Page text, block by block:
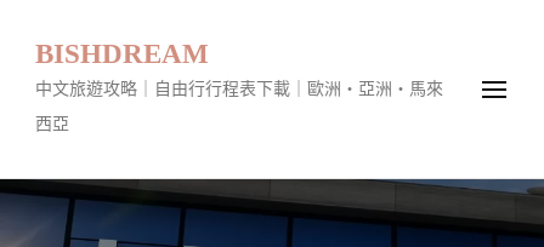
BISHDREAM
中文旅遊攻略｜自由行行程表下載｜歐洲・亞洲・馬來
西亞